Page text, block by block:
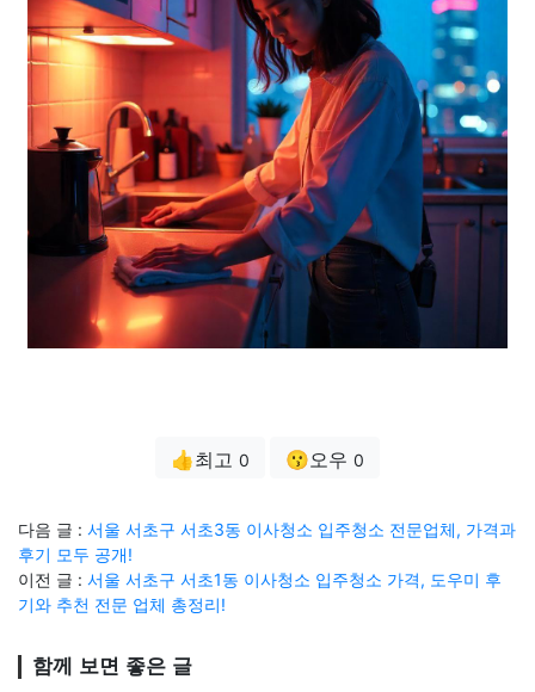
👍최고 0 😗오우 0
다음 글 : 서울 서초구 서초3동 이사청소 입주청소 전문업체, 가격과
후기 모두 공개!
이전 글 : 서울 서초구 서초1동 이사청소 입주청소 가격, 도우미 후
기와 추천 전문 업체 총정리!
함께 보면 좋은 글